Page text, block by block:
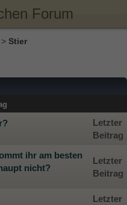
Forum
> Stier
Letzter
Beitrag
ihr am besten
nicht?
Letzter
Beitrag
Letzter